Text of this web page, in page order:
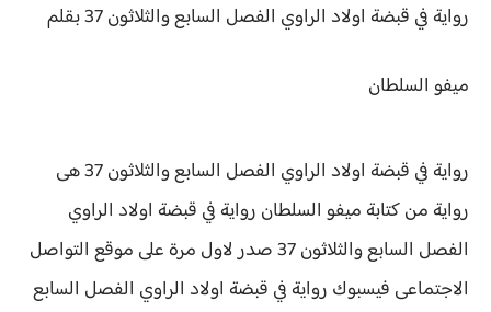
رواية في قبضة اولاد الراوي الفصل السابع والثلاثون 37 بقلم
ميفو السلطان
رواية في قبضة اولاد الراوي الفصل السابع والثلاثون 37 هى
رواية من كتابة ميفو السلطان رواية في قبضة اولاد الراوي
الفصل السابع والثلاثون 37 صدر لاول مرة على موقع التواصل
الاجتماعى فيسبوك رواية في قبضة اولاد الراوي الفصل السابع